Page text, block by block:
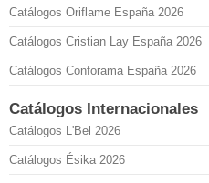
Catálogos Oriflame España 2026
Catálogos Cristian Lay España 2026
Catálogos Conforama España 2026
Catálogos Internacionales
Catálogos L'Bel 2026
Catálogos Ésika 2026